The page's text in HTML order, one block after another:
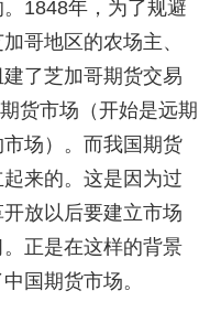
1848年，为了规避
哥地区的农场主、
了芝加哥期货交易
货市场（开始是远期
场）。而我国期货
来的。这是因为过
放以后要建立市场
正是在这样的背景
国期货市场。